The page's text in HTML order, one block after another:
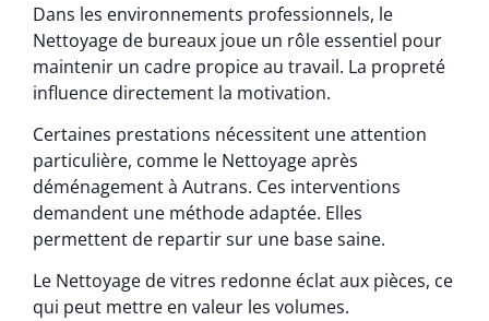
Dans les environnements professionnels, le
Nettoyage de bureaux joue un rôle essentiel pour
maintenir un cadre propice au travail. La propreté
influence directement la motivation.
Certaines prestations nécessitent une attention
particulière, comme le Nettoyage après
déménagement à Autrans. Ces interventions
demandent une méthode adaptée. Elles
permettent de repartir sur une base saine.
Le Nettoyage de vitres redonne éclat aux pièces, ce
qui peut mettre en valeur les volumes.